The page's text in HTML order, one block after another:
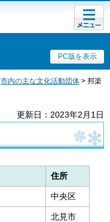
PC版を表示
メニュ
ー
市内の主な文化活動団体 > 邦楽
更新日：2023年2月1日
住所
中央区
北見市